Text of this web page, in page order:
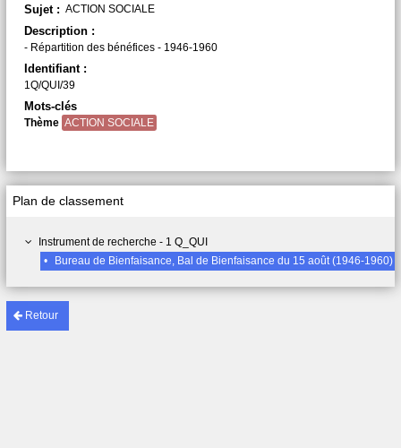
Retour
Plan de classement
Instrument de recherche - 1 Q_QUI
•
Bureau de Bienfaisance, Bal de Bienfaisance du 15 août (1946-1960)
Sujet : ACTION SOCIALE
Description :
- Répartition des bénéfices - 1946-1960
Identifiant :
1Q/QUI/39
Mots-clés
Thème ACTION SOCIALE